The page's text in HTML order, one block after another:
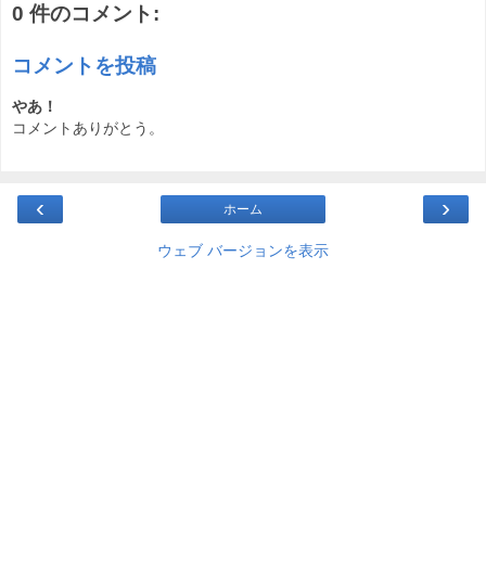
0 件のコメント:
コメントを投稿
やあ！
コメントありがとう。
‹ ›
ホーム
ウェブ バージョンを表示